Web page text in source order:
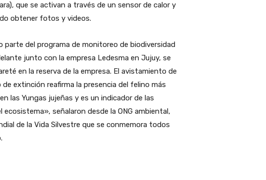
que se activan a través de un sensor de calor y
obtener fotos y videos.
parte del programa de monitoreo de biodiversidad
junto con la empresa Ledesma en Jujuy, se
en la reserva de la empresa. El avistamiento de
extinción reafirma la presencia del felino más
las Yungas jujeñas y es un indicador de las
ecosistema», señalaron desde la ONG ambiental,
de la Vida Silvestre que se conmemora todos